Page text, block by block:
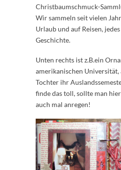
Christbaumschmuck-
Wir sammeln seit vielen
Urlaub und auf Reisen,
Geschichte.
Unten rechts ist z.B.ein
amerikanischen Universität,
Tochter ihr
finde das toll, sollte man
auch mal anregen!